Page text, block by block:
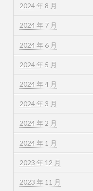
2024 年 8 月
2024 年 7 月
2024 年 6 月
2024 年 5 月
2024 年 4 月
2024 年 3 月
2024 年 2 月
2024 年 1 月
2023 年 12 月
2023 年 11 月